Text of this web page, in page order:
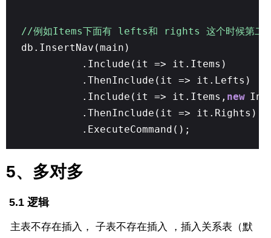
//例如Items下面有 lefts和 rights 这个时候
db.InsertNav(main)
.Include(it => it.Items)
.ThenInclude(it => it.Lefts)
.Include(it => it.Items, new
.ThenInclude(it => it.Rights)
.ExecuteCommand();
5、多对多
5.1 逻辑
主表不存在插入， 子表不存在插入 ，插入关系表（默